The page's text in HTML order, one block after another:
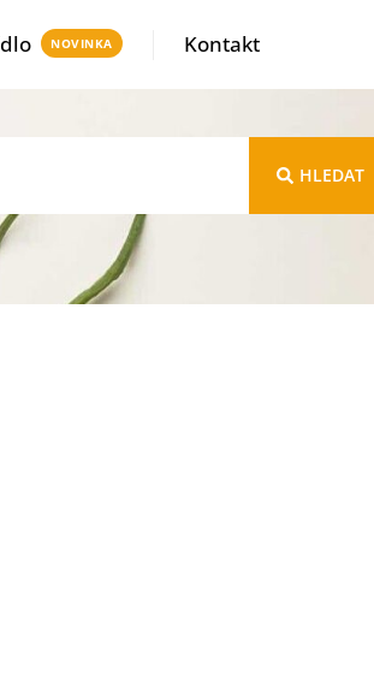
Kontakt
HLEDAT